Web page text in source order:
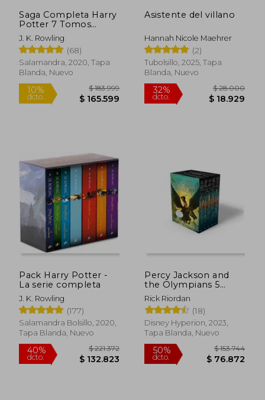
Saga Completa Harry
Potter 7 Tomos
Estuche
J. K. Rowling
(68)
Salamandra, 2020, Tapa
Blanda, Nuevo
10%
dcto.
$ 183.999
$ 165.599
Rápido
Asistente del villano
Hannah Nicole Maehrer
(2)
Tubolsillo, 2025, Tapa
Blanda, Nuevo
32%
Pack Harry Potter -
La serie completa
J. K. Rowling
(177)
Salamandra Bolsillo, 2020,
Tapa Blanda, Nuevo
Percy Jackson and
the Olympians 5
Book Paperback
Boxed Set: The
Lightning Thief / the
Sea of Monsters / the
Titan's Curse / the
Labyrinth / the Last
Olympian: 1-5 (en
Rick Riordan
(18)
Disney Hyperion, 2023,
Tapa Blanda, Nuevo